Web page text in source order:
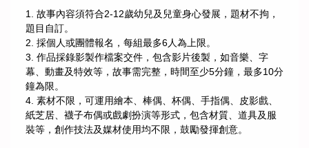
1. 故事內容須符合2-12歲幼兒及兒童身心發展，題材不拘，
題目自訂。
2. 採個人或團體報名，每組最多6人為上限。
3. 作品採錄影製作檔案交件，包含影片後製，如音樂、字
幕、動畫及特效等，故事需完整，時間至少5分鐘，最多10分
鐘為限。
4. 素材不限，可運用繪本、棒偶、杯偶、手指偶、皮影戲、
紙芝居、襪子布偶或戲劇扮演等形式，包含材質、道具及服
裝等，創作技法及媒材使用均不限，鼓勵發揮創意。